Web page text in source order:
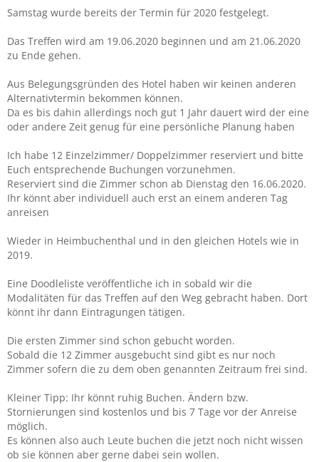
Samstag wurde bereits der Termin für 2020 festgelegt.
Das Treffen wird am 19.06.2020 beginnen und am 21.06.2020
zu Ende gehen.
Aus Belegungsgründen des Hotel haben wir keinen anderen
Alternativtermin bekommen können.
Da es bis dahin allerdings noch gut 1 Jahr dauert wird der eine
oder andere Zeit genug für eine persönliche Planung haben
Ich habe 12 Einzelzimmer/ Doppelzimmer reserviert und bitte
Euch entsprechende Buchungen vorzunehmen.
Reserviert sind die Zimmer schon ab Dienstag den 16.06.2020.
Ihr könnt aber individuell auch erst an einem anderen Tag
anreisen
Wieder in Heimbuchenthal und in den gleichen Hotels wie in
2019.
Eine Doodleliste veröffentliche ich in sobald wir die
Modalitäten für das Treffen auf den Weg gebracht haben. Dort
könnt ihr dann Eintragungen tätigen.
Die ersten Zimmer sind schon gebucht worden.
Sobald die 12 Zimmer ausgebucht sind gibt es nur noch
Zimmer sofern die zu dem oben genannten Zeitraum frei sind.
Kleiner Tipp: Ihr könnt ruhig Buchen. Ändern bzw.
Stornierungen sind kostenlos und bis 7 Tage vor der Anreise
möglich.
Es können also auch Leute buchen die jetzt noch nicht wissen
ob sie können aber gerne dabei sein wollen.